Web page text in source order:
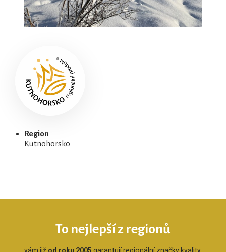
Region
Kutnohorsko
To nejlepší z regionů